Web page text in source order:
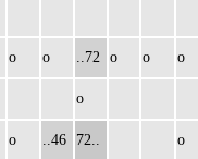
о о ..72 о о о
о
о ..46 72..
о